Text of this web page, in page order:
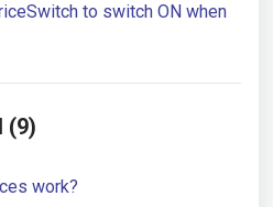
to switch ON when
(9)
work?